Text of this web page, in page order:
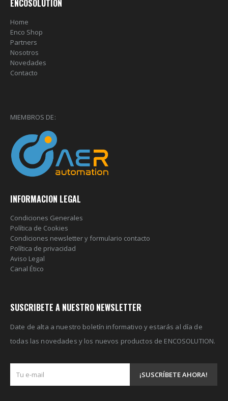
ENCOSOLUTION
Home
Enco Shop
Partners
Nosotros
Novedades
Contacto
MIEMBROS DE:
INFORMACION LEGAL
Condiciones Generales
Política de Cookies
Condiciones newsletter y formulario contacto
Política de privacidad
Aviso Legal
Canal Ético
SUSCRIBETE A NUESTRO NEWSLETTER
Date de alta a nuestro boletín informativo y estarás al día de
todas las novedades y los nuevos productos de ENCOSOLUTION.